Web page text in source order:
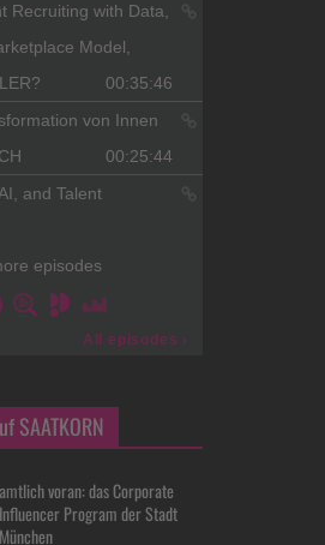
SAATKORN
amtlich voran: das Corporate
Influencer Program der Stadt
München